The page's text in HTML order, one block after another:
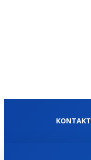
KONTAKT